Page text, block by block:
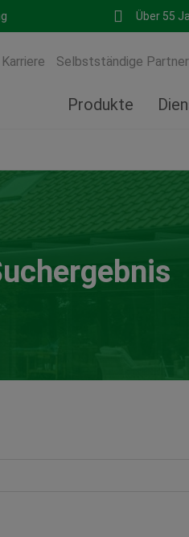
Über 55
Karriere Selbstständige Partner
Produkte